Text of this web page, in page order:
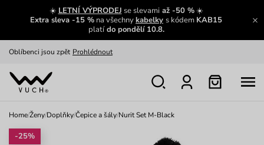
☀️ LETNÍ VÝPRODEJ se slevamiaž -50 %☀️
Extra sleva -15 % na všechnykabelky s kódem KAB15
platído pondělí 10.8.
Zajímavosti ze světa Vuch:
Zobrazit
Oblíbenci jsou zpět Prohlédnout
Nech se inspirovat
Home/Ženy/Doplňky/Čepice a šály/Nurit Set M-Black
-25%